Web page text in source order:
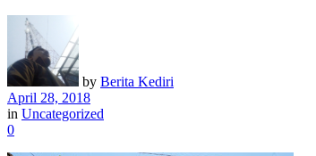
by Berita Kediri
April 28, 2018
in Uncategorized
0